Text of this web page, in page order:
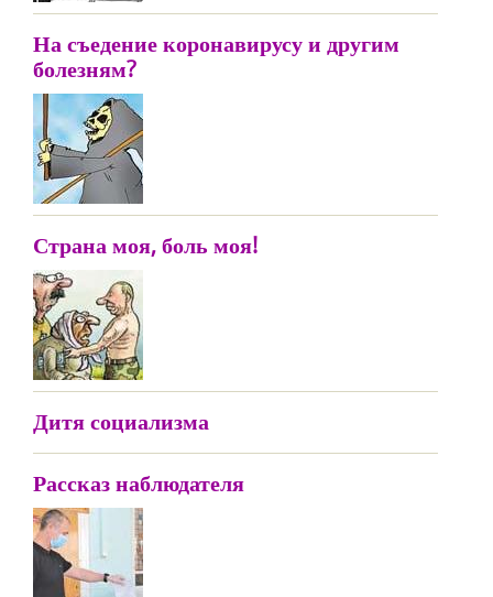
На съедение коронавирусу и другим
болезням?
Страна моя, боль моя!
Дитя социализма
Рассказ наблюдателя